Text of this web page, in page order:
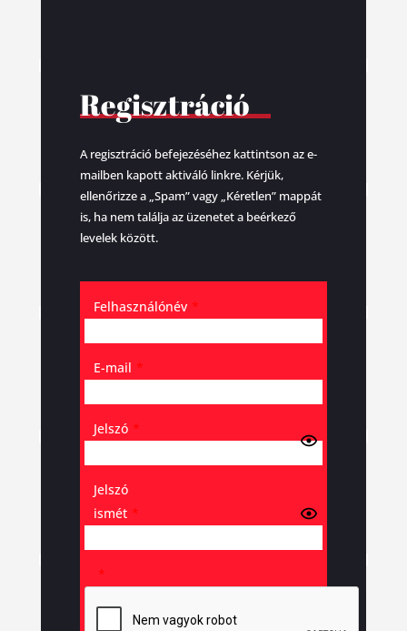
Regisztráció
A regisztráció befejezéséhez kattintson az e-
mailben kapott aktiváló linkre. Kérjük,
ellenőrizze a „Spam” vagy „Kéretlen” mappát
is, ha nem találja az üzenetet a beérkező
levelek között.
Felhasználónév *
E-mail *
Jelszó *
Jelszó
ismét *
*